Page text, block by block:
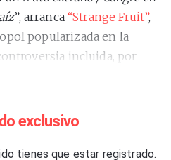
”, arranca“Strange Fruit”,
popularizada en la
incluida, por
había visto en una
la boca torcida”,“el
exclusivo
tienes que estar registrado.